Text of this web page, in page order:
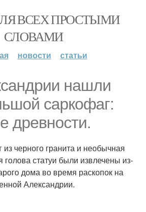
ВСЕХ ПРОСТЫМИ
СЛОВАМИ
новости статьи
нашли
саркофаг:
древности.
черного гранита и необычная
голова статуи были извлечены из-
дома во время раскопок на
Александрии.